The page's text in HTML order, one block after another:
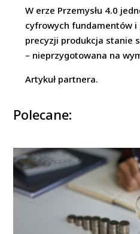
W erze Przemysłu 4.0
cyfrowych fundamentów
precyzji produkcja stanie
– nieprzygotowana na
Artykuł partnera.
Polecane: